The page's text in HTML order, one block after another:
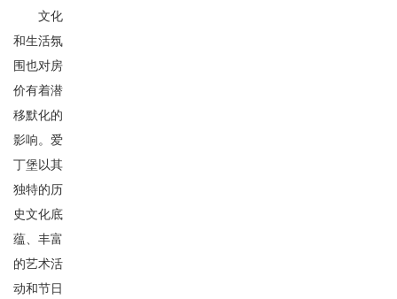
文化
和生活氛
围也对房
价有着潜
移默化的
影响。爱
丁堡以其
独特的历
史文化底
蕴、丰富
的艺术活
动和节日